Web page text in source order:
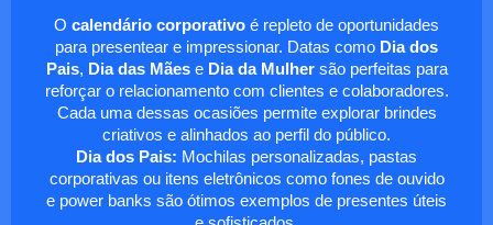
O calendário corporativo é repleto de oportunidades
para presentear e impressionar. Datas como Dia dos
Pais, Dia das Mãese Dia da Mulhersão perfeitas para
reforçar o relacionamento com clientes e colaboradores.
Cada uma dessas ocasiões permite explorar brindes
criativos e alinhados ao perfil do público.
Dia dos Pais: Mochilas personalizadas, pastas
corporativas ou itens eletrônicos como fones de ouvido
e power banks são ótimos exemplos de presentes úteis